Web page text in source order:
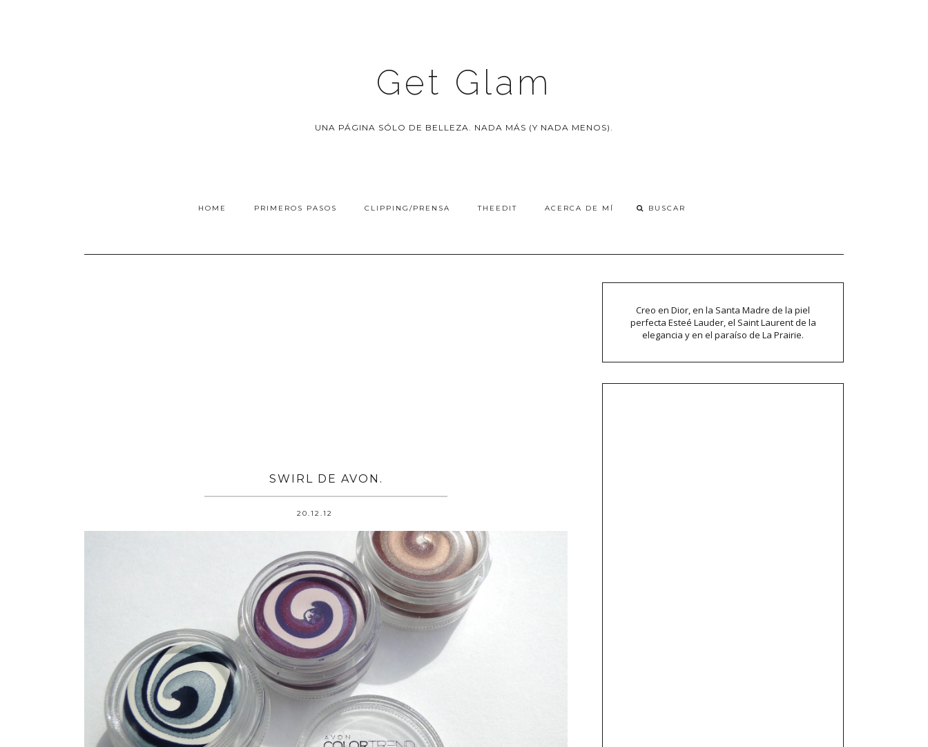
Get Glam
UNA PÁGINA SÓLO DE BELLEZA. NADA MÁS (Y NADA MENOS).
HOME PRIMEROS PASOS CLIPPING/PRENSA THEEDIT ACERCA DE MÍ
SWIRL DE AVON.
20.12.12
Creo en Dior, en la Santa Madre de la piel
perfecta Esteé Lauder, el Saint Laurent de la
elegancia y en el paraíso de La Prairie.